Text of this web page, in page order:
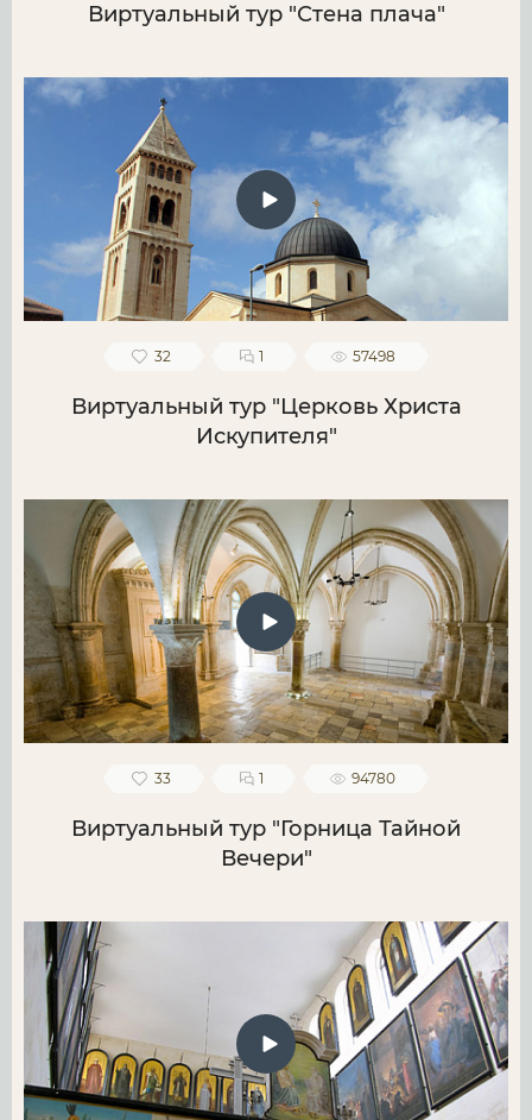
Виртуальный тур "Стена плача"
32 1 57498
Виртуальный тур "Церковь Христа
Искупителя"
33 1 94780
Виртуальный тур "Горница Тайной
Вечери"